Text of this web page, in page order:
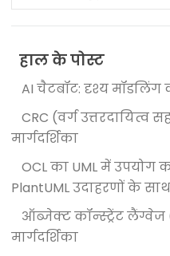
हाल के पोस्ट
AI चैटबॉट: दृश्य मॉडलिंग
CRC (वर्ग
मार्गदर्शिका
OCL का UML में उपयोग
PlantUML उदाहरणों के
ऑब्जेक्ट कॉन्स्ट्रेंट लैंग्वेज
मार्गदर्शिका